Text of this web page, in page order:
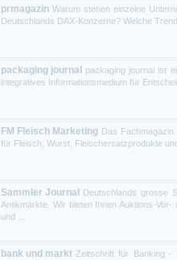
prmagazin Warum stehen einzelne
Deutschlands DAX-Konzerne? Welche
packaging journal
packaging journal ist
integratives Informationsmedium für
FM Fleisch Marketing Das
für Fleisch, Wurst, Fleischersatzprodukte
Sammler Journal
Deutschlands grosse
Antikmärkte. Wir bieten Ihnen Auktions-
und ...
bank und markt Zeitschrift für Banking -